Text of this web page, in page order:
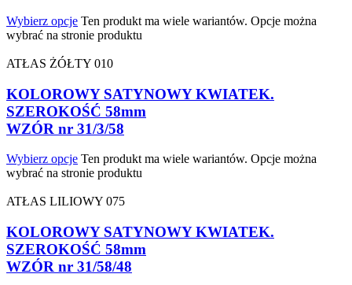
Wybierz opcje Ten produkt ma wiele wariantów. Opcje można
wybrać na stronie produktu
ATŁAS ŻÓŁTY 010
KOLOROWY SATYNOWY KWIATEK.
SZEROKOŚĆ 58mm
WZÓR nr 31/3/58
Wybierz opcje Ten produkt ma wiele wariantów. Opcje można
wybrać na stronie produktu
ATŁAS LILIOWY 075
KOLOROWY SATYNOWY KWIATEK.
SZEROKOŚĆ 58mm
WZÓR nr 31/58/48